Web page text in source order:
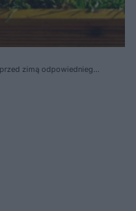
zimą odpowiedniego